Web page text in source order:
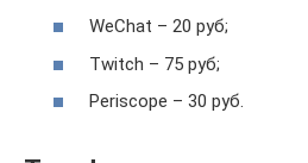
WeChat – 20 руб;
Twitch – 75 руб;
Periscope – 30 руб.